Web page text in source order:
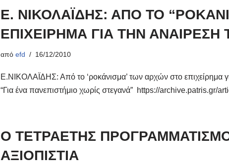
Ε. ΝΙΚΟΛΑΪΔΗΣ: ΑΠΟ ΤΟ
ΕΠΙΧΕΙΡΗΜΑ ΓΙΑ ΤΗΝ ΑΝΑΙΡΕΣΗ
απόefd 16/12/2010
Ε.ΝΙΚΟΛΑΪΔΗΣ: Από το ‘ροκάνισμα’ των αρχών στο επιχείρημα
“Για ένα πανεπιστήμιο χωρίς στεγανά” https://archive.patris.gr/
Ο ΤΕΤΡΑΕΤΗΣ
ΑΞΙΟΠΙΣΤΙΑ